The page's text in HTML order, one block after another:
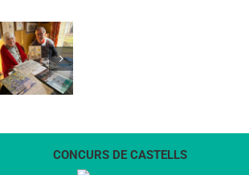
CONCURS DE CASTELLS